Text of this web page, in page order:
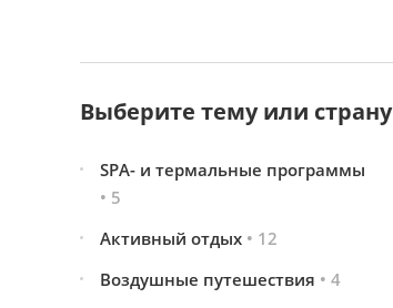
Выберите тему или страну
SPA- и термальные программы
• 5
Активный отдых • 12
Воздушные путешествия • 4